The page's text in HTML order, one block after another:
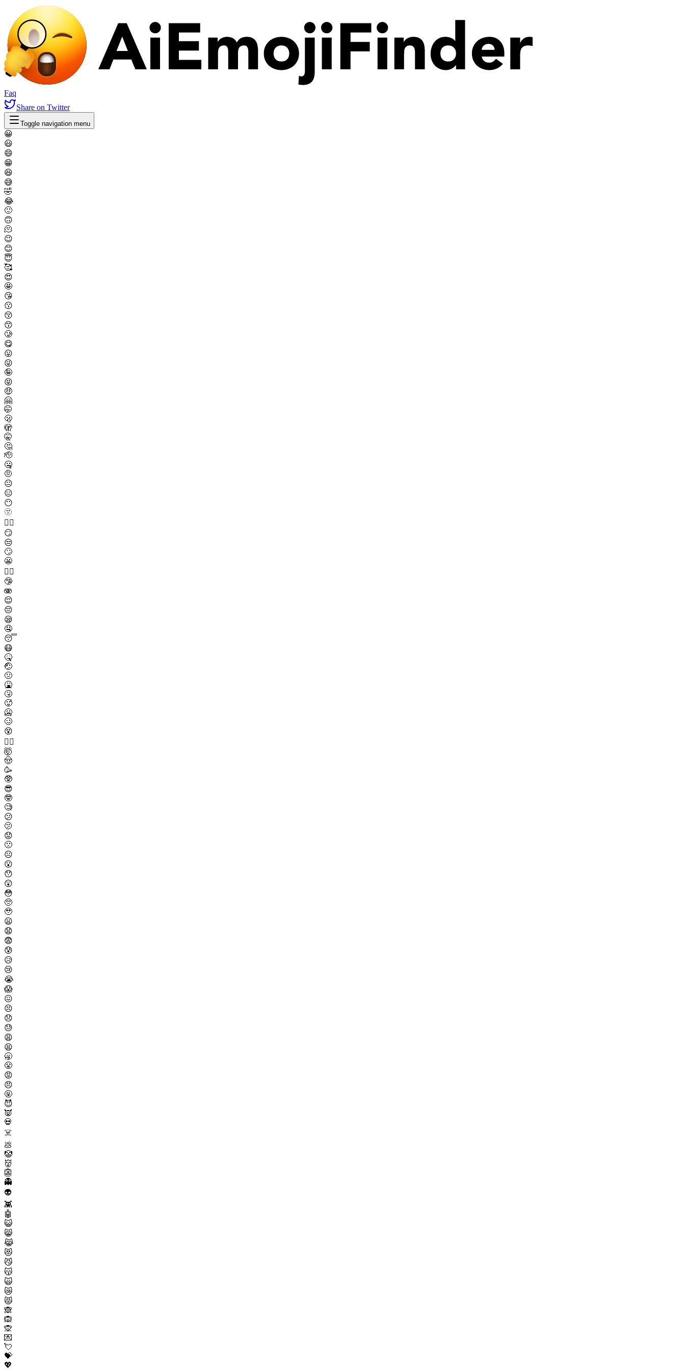
Faq
Share on Twitter
Toggle navigation menu
😀
😃
😄
😁
😆
😅
🤣
😂
🙂
🙃
🫠
😉
😊
😇
🥰
😍
🤩
😘
😗
😚
😙
🥲
😋
😛
😜
🤪
😝
🤑
🤗
🤭
🫢
🫣
🤫
🤔
🫡
🤐
🤨
😐
😑
😶
🫥
😶‍🌫️
😏
😒
🙄
😬
😮‍💨
🤥
🫨
😌
😔
😪
🤤
😴
😷
🤒
🤕
🤢
🤮
🤧
🥵
🥶
🥴
😵
😵‍💫
🤯
🤠
🥳
🥸
😎
🤓
🧐
😕
🫤
😟
🙁
☹️
😮
😯
😲
😳
🥺
🥹
😦
😧
😨
😰
😥
😢
😭
😱
😖
😣
😞
😓
😩
😫
🥱
😤
😡
😠
🤬
😈
👿
💀
☠️
💩
🤡
👹
👺
👻
👽
👾
🤖
😺
😸
😹
😻
😼
😽
🙀
😿
😾
🙈
🙉
🙊
💌
💘
💝
💖